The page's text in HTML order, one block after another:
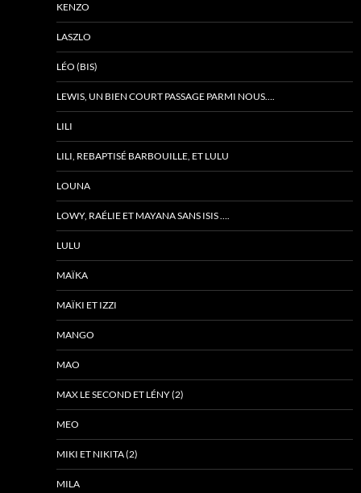
KENZO
LASZLO
LÉO (BIS)
LEWIS, UN BIEN COURT PASSAGE PARMI NOUS….
LILI
LILI, REBAPTISÉ BARBOUILLE, ET LULU
LOUNA
LOWY, RAÉLIE ET MAYANA SANS ISIS ….
LULU
MAÏKA
MAÏKI ET IZZI
MANGO
MAO
MAX LE SECOND ET LÉNY (2)
MEO
MIKI ET NIKITA (2)
MILA